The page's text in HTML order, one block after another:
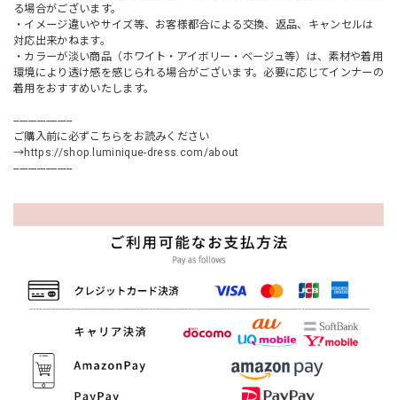
る場合がございます。
・イメージ違いやサイズ等、お客様都合による交換、返品、キャンセルは
対応出来かねます。
・カラーが淡い商品（ホワイト・アイボリー・ベージュ等）は、素材や着用
環境により透け感を感じられる場合がございます。必要に応じてインナーの
着用をおすすめいたします。
--------------------
ご購入前に必ずこちらをお読みください
→https://shop.luminique-dress.com/about
--------------------